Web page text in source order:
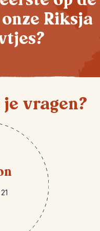
Riksja
vragen?